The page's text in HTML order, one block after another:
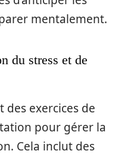
mentalement.
du stress et de
exercices de
pour gérer la
Cela inclut des